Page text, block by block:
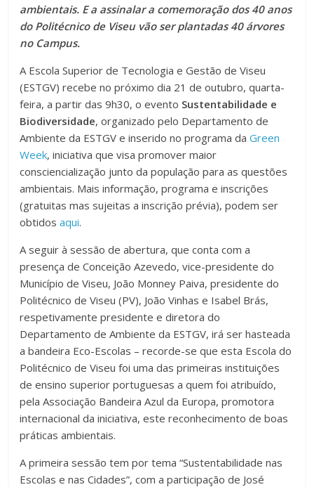
ambientais. E a assinalar a comemoração dos 40 anos
do Politécnico de Viseu vão ser plantadas 40 árvores
no Campus.
A Escola Superior de Tecnologia e Gestão de Viseu
(ESTGV) recebe no próximo dia 21 de outubro, quarta-
feira, a partir das 9h30, o evento Sustentabilidade e
Biodiversidade, organizado pelo Departamento de
Ambiente da ESTGV e inserido no programa daGreen
Week, iniciativa que visa promover maior
consciencialização junto da população para as questões
ambientais. Mais informação, programa e inscrições
(gratuitas mas sujeitas a inscrição prévia), podem ser
obtidosaqui.
A seguir à sessão de abertura, que conta com a
presença de Conceição Azevedo, vice-presidente do
Município de Viseu, João Monney Paiva, presidente do
Politécnico de Viseu (PV), João Vinhas e Isabel Brás,
respetivamente presidente e diretora do
Departamento de Ambiente da ESTGV, irá ser hasteada
a bandeira Eco-Escolas – recorde-se que esta Escola do
Politécnico de Viseu foi uma das primeiras instituições
de ensino superior portuguesas a quem foi atribuído,
pela Associação Bandeira Azul da Europa, promotora
internacional da iniciativa, este reconhecimento de boas
práticas ambientais.
A primeira sessão tem por tema “Sustentabilidade nas
Escolas e nas Cidades”, com a participação de José